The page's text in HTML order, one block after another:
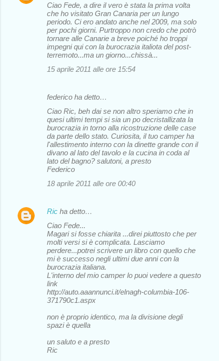
Ciao Fede, a dire il vero è stata la prima volta
che ho visitato Gran Canaria per un lungo
periodo. Ci ero andato anche nel 2009, ma solo
per pochi giorni. Purtroppo non credo che potrò
tornare alle Canarie a breve poiché ho troppi
impegni qui con la burocrazia italiota del post-
terremoto...ma un giorno...chissà...
15 aprile 2011 alle ore 15:54
federico ha detto…
Ciao Ric, beh dai se non altro speriamo che in
quesi ultimi tempi si sia un po decristallizata la
burocrazia in torno alla ricostruzione delle case
da parte dello stato. Curiosita, il tuo camper ha
l'allestimento interno con la dinette grande con il
divano al lato del tavolo e la cucina in coda al
lato del bagno? salutoni, a presto
Federico
18 aprile 2011 alle ore 00:40
Ric ha detto…
Ciao Fede...
Magari si fosse chiarita ...direi piuttosto che per
molti versi si è complicata. Lasciamo
perdere...potrei scrivere un libro con quello che
mi è successo negli ultimi due anni con la
burocrazia italiana.
L'interno del mio camper lo puoi vedere a questo
link
http://auto.aaannunci.it/elnagh-columbia-106-
371790c1.aspx
non è proprio identico, ma la divisione degli
spazi è quella
un saluto e a presto
Ric